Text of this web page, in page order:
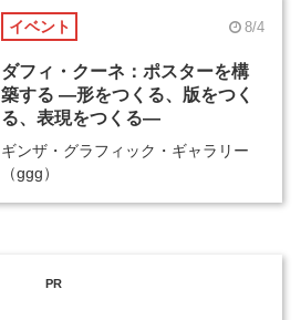
イベント 8/4
ダフィ・クーネ：ポスターを構
築する ―形をつくる、版をつく
る、表現をつくる―
ギンザ・グラフィック・ギャラリー
（ggg）
PR